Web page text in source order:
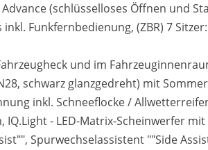
(schlüsselloses Öffnen und
Funkfernbedienung, (ZBR) 7 Sitzer:
und im
schwarz glanzgedreht) mit
inkl. Schneeflocke /
- LED-Matrix-Scheinwerfer mit
Spurwechselassistent ""Side